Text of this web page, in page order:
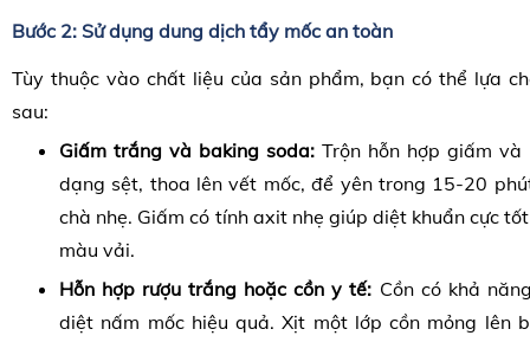
Bước 2: Sử dụng dung dịch tẩy mốc an toàn
Tùy thuộc vào chất liệu của sản phẩm, bạn có thể lựa
sau:
Giấm trắng và baking soda: Trộn hỗn hợp giấm
dạng sệt, thoa lên vết mốc, để yên trong 15-20
chà nhẹ. Giấm có tính axit nhẹ giúp diệt khuẩn cực
màu vải.
Hỗn hợp rượu trắng hoặc cồn y tế: Cồn có khả
diệt nấm mốc hiệu quả. Xịt một lớp cồn mỏng lên